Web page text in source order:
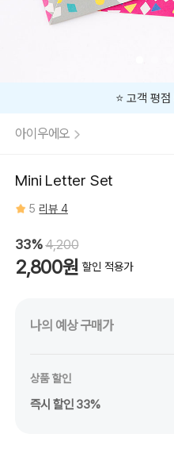
⭐️ 고객 평점
아이우에오
Mini Letter Set
5 리뷰 4
33%4,200
2,800원 할인 적용가
나의 예상 구매가
상품 할인
즉시 할인 33%